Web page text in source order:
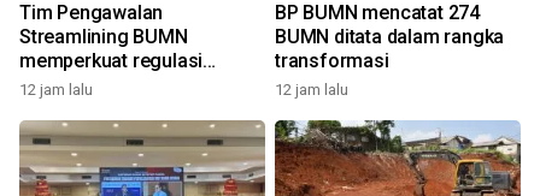
Tim Pengawalan
Streamlining BUMN
memperkuat regulasi
transformasi
12 jam lalu
BP BUMN mencatat 274
BUMN ditata dalam rangka
transformasi
12 jam lalu